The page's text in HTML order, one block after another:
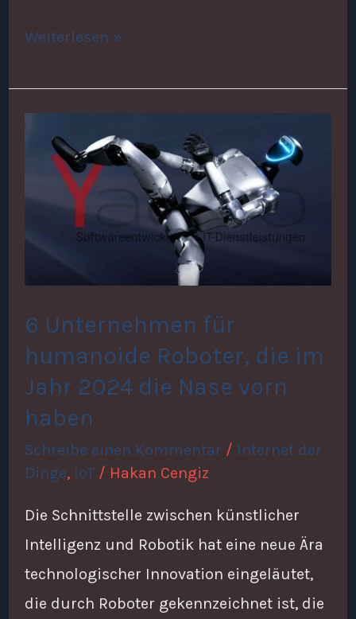
Weiterlesen »
6 Unternehmen für
humanoide Roboter, die im
Jahr 2024 die Nase vorn
haben
Schreibe einen Kommentar / Internet der
Dinge, IoT/ Hakan Cengiz
Die Schnittstelle zwischen künstlicher
Intelligenz und Robotik hat eine neue Ära
technologischer Innovation eingeläutet,
die durch Roboter gekennzeichnet ist, die
Unternehmen
humanoide
Roboter,
Jahr
2024
die
Nase
vorn
haben